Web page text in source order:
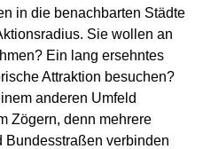
in die benachbarten Städte
Sie wollen an
Ein lang ersehntes
Attraktion besuchen?
anderen Umfeld
Zögern, denn mehrere
Bundesstraßen verbinden